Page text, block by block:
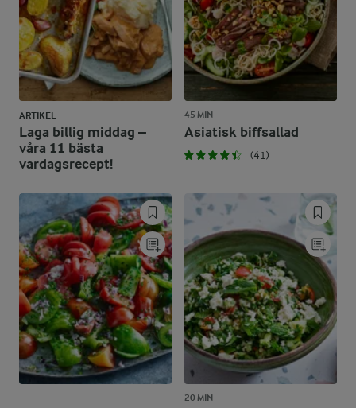
ARTIKEL
Laga billig middag –
våra 11 bästa
vardagsrecept!
45 MIN
Asiatisk biffsallad
(41)
20 MIN